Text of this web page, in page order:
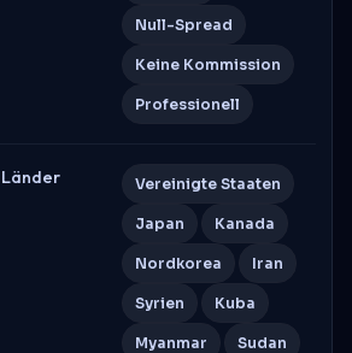
Null-Spread
Keine Kommission
Professionell
Vereinigte Staaten
Japan Kanada
Nordkorea Iran
Syrien Kuba
Myanmar Sudan